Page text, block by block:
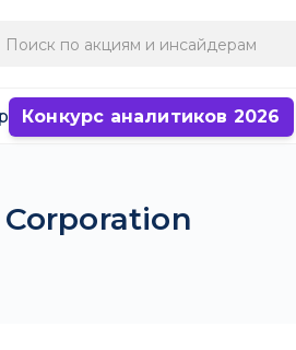
Конкурс аналитиков 2026